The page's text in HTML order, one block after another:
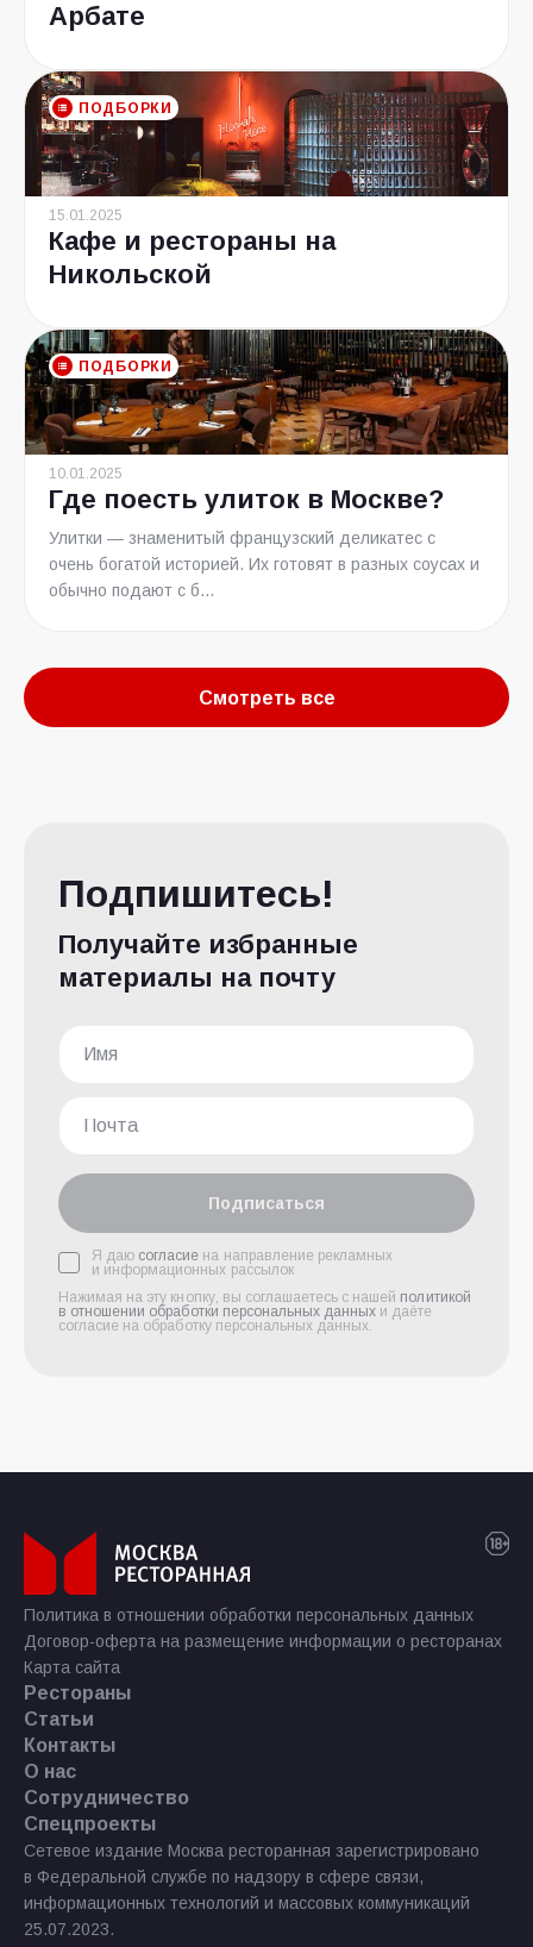
Арбате
ПОДБОРКИ
15.01.2025
Кафе и рестораны на
Никольской
ПОДБОРКИ
10.01.2025
Где поесть улиток в Москве?
Улитки — знаменитый французский деликатес с
очень богатой историей. Их готовят в разных соусах и
обычно подают с б...
Смотреть все
Подпишитесь!
Получайте избранные
материалы на почту
Подписаться
Я даю согласие на направление рекламных
и информационных рассылок
Нажимая на эту кнопку, вы соглашаетесь с нашей политикой
в отношении обработки персональных данных и даёте
согласие на обработку персональных данных.
Политика в отношении обработки персональных данных
Договор-оферта на размещение информации о ресторанах
Карта сайта
Рестораны
Статьи
Контакты
О нас
Сотрудничество
Спецпроекты
Сетевое издание Москва ресторанная зарегистрировано
в Федеральной службе по надзору в сфере связи,
информационных технологий и массовых коммуникаций
25.07.2023.